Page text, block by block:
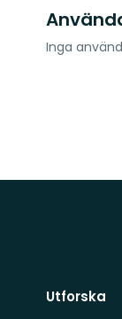
Inga
Utforska